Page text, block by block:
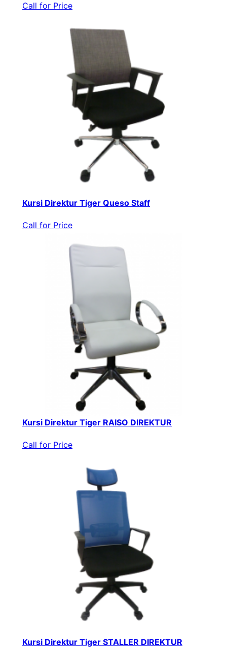
Call for Price
Kursi Direktur Tiger Queso Staff
Call for Price
Kursi Direktur Tiger RAISO DIREKTUR
Call for Price
Kursi Direktur Tiger STALLER DIREKTUR